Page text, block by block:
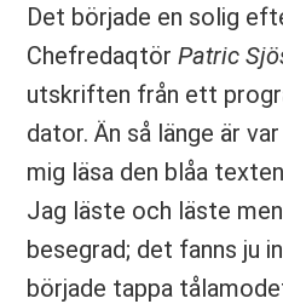
Det började en solig
ChefredaqtörPatric
utskriften från ett
dator. Än så länge är
mig läsa den blåa
Jag läste och läste
besegrad; det fanns ju
började tappa